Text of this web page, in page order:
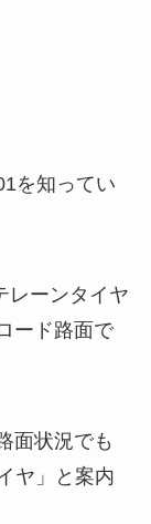
を知ってい
レーンタイヤ
ード路面で
面状況でも
ヤ」と案内